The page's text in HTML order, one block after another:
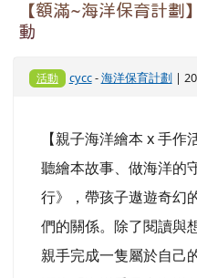
【額滿~海洋保育計劃
動
活動 cycc-海洋保育計劃|
【親子海洋繪本 x 手
聽繪本故事、做海洋的
行》，帶孩子遨遊奇幻
們的關係。除了閱讀
親手完成一隻屬於自己